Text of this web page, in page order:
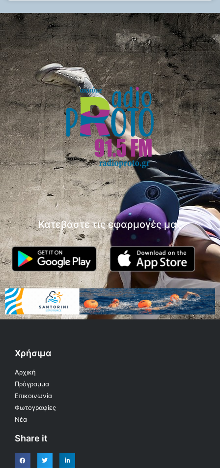
Κατεβάστε τις εφαρμογές μας
Χρήσιμα
Αρχική
Πρόγραμμα
Επικοινωνία
Φωτογραφίες
Νέα
Share it